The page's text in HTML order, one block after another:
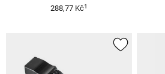
288,77 Kč1